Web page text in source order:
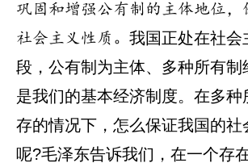
巩固和增强公有制的主体地位，
社会主义性质。 我国正处在社会
段，公有制为主体、多种所有制
是我们的基本经济制度。在多种
存的情况下，怎么保证我国的社
呢?毛泽东告诉我们，在一个存